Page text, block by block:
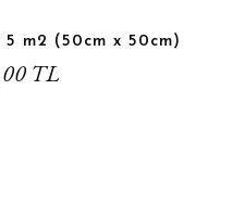
m2 (50cm x 50cm)
TL